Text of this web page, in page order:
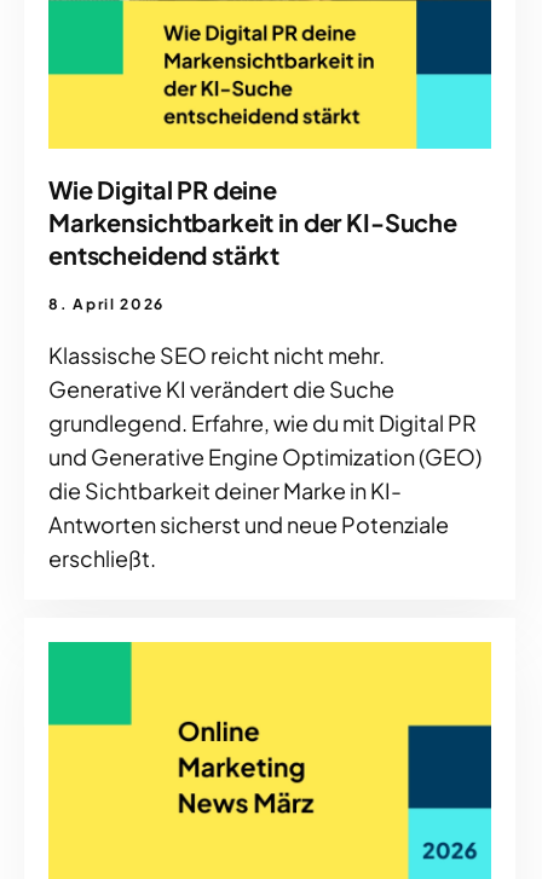
Wie Digital PR deine
Markensichtbarkeit in der KI-Suche
entscheidend stärkt
8. April 2026
Klassische SEO reicht nicht mehr.
Generative KI verändert die Suche
grundlegend. Erfahre, wie du mit Digital PR
und Generative Engine Optimization (GEO)
die Sichtbarkeit deiner Marke in KI-
Antworten sicherst und neue Potenziale
erschließt.